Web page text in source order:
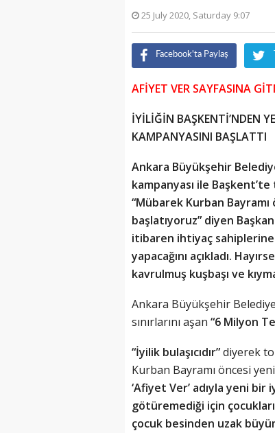
25 July 2020, Saturday 9:07
Facebook'ta Paylaş
AFİYET VER SAYFASINA
İYİLİĞİN BAŞKENTİ’NDEN
KAMPANYASINI BAŞLATTI
Ankara Büyükşehir
kampanyası ile
“Mübarek Kurban
başlatıyoruz” diyen
itibaren ihtiyaç sahiplerine
yapacağını açıkladı.
kavrulmuş kuşbaşı ve
Ankara Büyükşehir
sınırlarını aşan “6 Milyon
“İyilik bulaşıcıdır”diyerek
Kurban Bayramı öncesi
‘Afiyet Ver’ adıyla yeni
götüremediği için
çocuk besinden uzak